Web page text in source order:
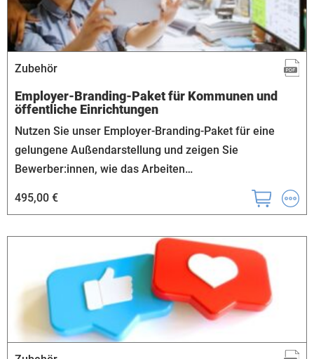
Zubehör
Employer-Branding-Paket für Kommunen und
öffentliche Einrichtungen
Nutzen Sie unser Employer-Branding-Paket für eine
gelungene Außendarstellung und zeigen Sie
Bewerber:innen, wie das Arbeiten…
495,00 €